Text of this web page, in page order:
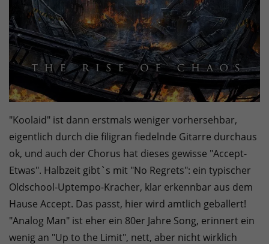
"Koolaid" ist dann erstmals weniger vorhersehbar,
eigentlich durch die filigran fiedelnde Gitarre durchaus
ok, und auch der Chorus hat dieses gewisse "Accept-
Etwas". Halbzeit gibt`s mit "No Regrets": ein typischer
Oldschool-Uptempo-Kracher, klar erkennbar aus dem
Hause Accept. Das passt, hier wird amtlich geballert!
"Analog Man" ist eher ein 80er Jahre Song, erinnert ein
wenig an "Up to the Limit", nett, aber nicht wirklich